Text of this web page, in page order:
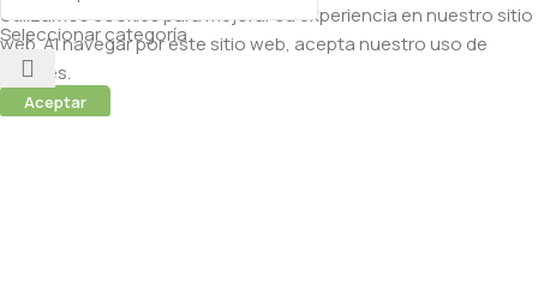
Seleccionar categoría
Utilizamos cookies para mejorar su experiencia en nuestro sitio
web. Al navegar por este sitio web, acepta nuestro uso de
cookies.
Aceptar